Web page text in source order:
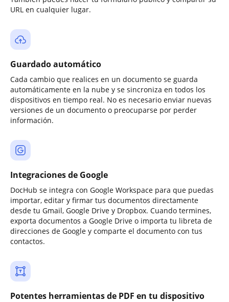
URL en cualquier lugar.
Guardado automático
Cada cambio que realices en un documento se guarda
automáticamente en la nube y se sincroniza en todos los
dispositivos en tiempo real. No es necesario enviar nuevas
versiones de un documento o preocuparse por perder
información.
Integraciones de Google
DocHub se integra con Google Workspace para que puedas
importar, editar y firmar tus documentos directamente
desde tu Gmail, Google Drive y Dropbox. Cuando termines,
exporta documentos a Google Drive o importa tu libreta de
direcciones de Google y comparte el documento con tus
contactos.
Potentes herramientas de PDF en tu dispositivo